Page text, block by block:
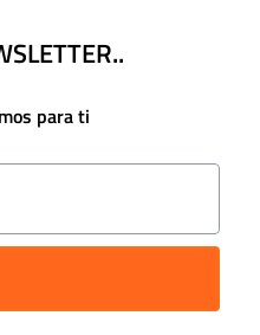
para ti